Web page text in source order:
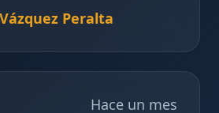
Peralta
Hace un mes